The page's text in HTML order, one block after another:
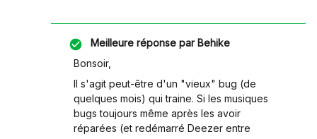
Meilleure réponse parBehike
Bonsoir,
Il s'agit peut-être d'un "vieux" bug (de
quelques mois) qui traine. Si les musiques
bugs toujours même après les avoir
réparées (et redémarré Deezer entre